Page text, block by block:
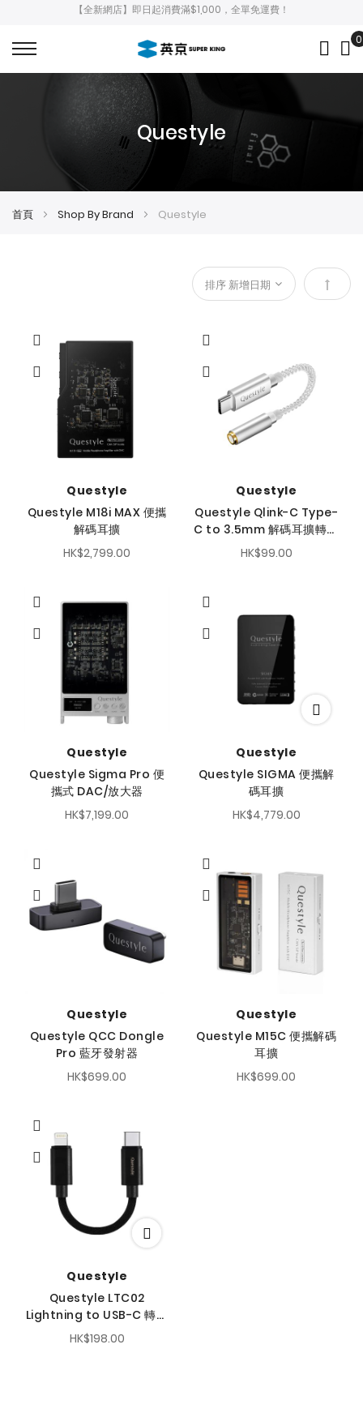
【全新網店】即日起消費滿$1,000，全單免運費！
0
Questyle
首頁 Shop By Brand Questyle
設
Questyle
Questyle M18i MAX 便攜
解碼耳擴
HK$2,799.00
Questyle
Questyle Qlink-C Type-
C to 3.5mm 解碼耳擴轉換
線
HK$99.00
Questyle
Questyle Sigma Pro 便
攜式 DAC/放大器
HK$7,199.00
Questyle
Questyle SIGMA 便攜解
碼耳擴
HK$4,779.00
Questyle
Questyle QCC Dongle
Pro 藍牙發射器
HK$699.00
Questyle
Questyle M15C 便攜解碼
耳擴
HK$699.00
Questyle
Questyle LTC02
Lightning to USB-C 轉接
線
HK$198.00